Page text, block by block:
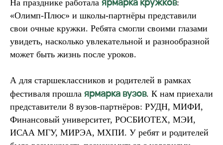
На празднике работала
:
«Олимп-Плюс» и школы-партнёры представили
свои очные кружки. Ребята смогли своими глазами
увидеть, насколько увлекательной и разнообразной
может быть жизнь после уроков.
А для старшеклассников и родителей в рамках
фестиваля прошла ярмарка вузов. К нам приехали
представители 8 вузов-партнёров: РУДН, МИФИ,
Финансовый университет, РОСБИОТЕХ, МЭИ,
ИСАА МГУ, МИРЭА, МХПИ. У ребят и родителей